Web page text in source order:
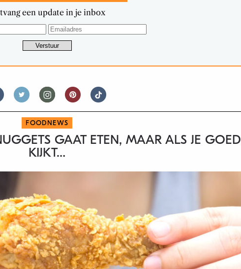
een update in je inbox
FOODNEWS
GAAT ETEN, MAAR ALS JE GOED
KIJKT…